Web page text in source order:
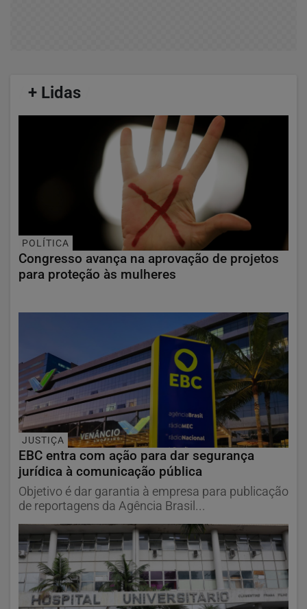
+ Lidas
POLÍTICA
Congresso avança na aprovação de projetos
para proteção às mulheres
JUSTIÇA
EBC entra com ação para dar segurança
jurídica à comunicação pública
Objetivo é dar garantia à empresa para publicação
de reportagens da Agência Brasil...